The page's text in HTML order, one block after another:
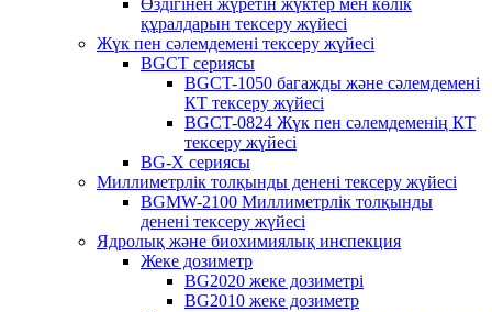
Өздігінен жүретін жүктер мен көлік
құралдарын тексеру жүйесі
Жүк пен сәлемдемені тексеру жүйесі
BGCT сериясы
BGCT-1050 багажды және сәлемдемені
КТ тексеру жүйесі
BGCT-0824 Жүк пен сәлемдеменің КТ
тексеру жүйесі
BG-X сериясы
Миллиметрлік толқынды денені тексеру жүйесі
BGMW-2100 Миллиметрлік толқынды
денені тексеру жүйесі
Ядролық және биохимиялық инспекция
Жеке дозиметр
BG2020 жеке дозиметрі
BG2010 жеке дозиметр